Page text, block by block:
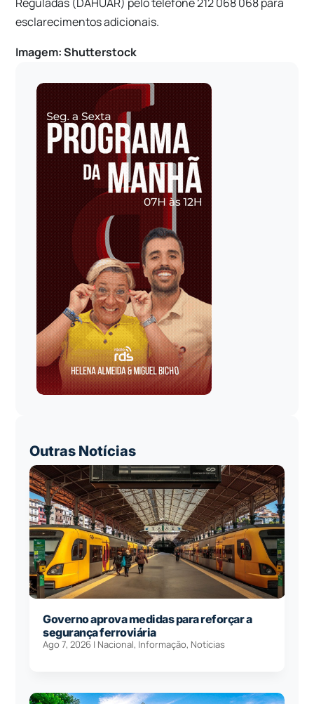
esclarecimentos adicionais.
Imagem: Shutterstock
Outras Notícias
Governo aprova medidas para reforçar a
segurança ferroviária
Ago 7, 2026 | Nacional, Informação, Notícias